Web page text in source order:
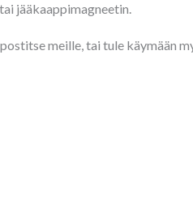
jääkaappimagneetin.
meille, tai tule käymään